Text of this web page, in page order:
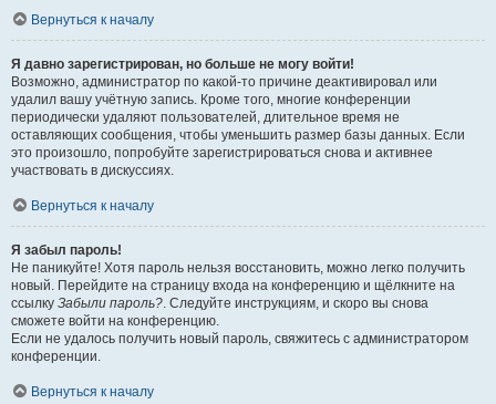
Вернуться к началу
Я давно зарегистрирован, но больше не могу войти!
Возможно, администратор по какой-то причине деактивировал или
удалил вашу учётную запись. Кроме того, многие конференции
периодически удаляют пользователей, длительное время не
оставляющих сообщения, чтобы уменьшить размер базы данных. Если
это произошло, попробуйте зарегистрироваться снова и активнее
участвовать в дискуссиях.
Вернуться к началу
Я забыл пароль!
Не паникуйте! Хотя пароль нельзя восстановить, можно легко получить
новый. Перейдите на страницу входа на конференцию и щёлкните на
ссылку Забыли пароль?. Следуйте инструкциям, и скоро вы снова
сможете войти на конференцию.
Если не удалось получить новый пароль, свяжитесь с администратором
конференции.
Вернуться к началу